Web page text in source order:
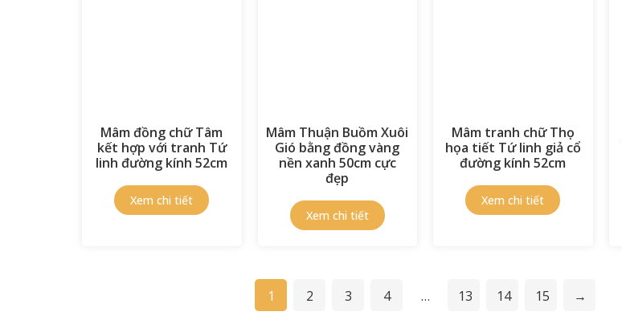
Mâm đồng chữ Tâm
kết hợp với tranh Tứ
linh đường kính 52cm
Mâm Thuận Buồm Xuôi
Gió bằng đồng vàng
nền xanh 50cm cực
đẹp
Mâm tranh chữ Thọ
họa tiết Tứ linh giả cổ
đường kính 52cm
1 2 3 4 … 13 14 15 →